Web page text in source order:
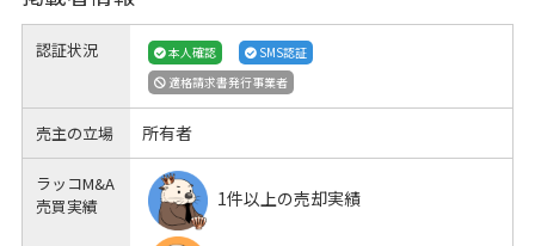
認証状況 本人確認
SMS認証
適格請求書発行事業者
売主の立場 所有者
ラッコM&A
売買実績
1件以上の売却実績